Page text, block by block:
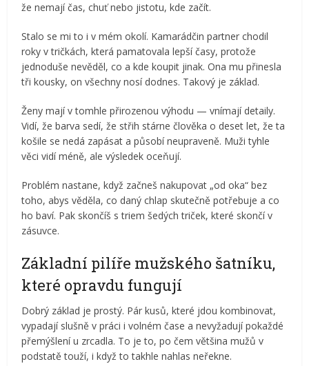
že nemají čas, chuť nebo jistotu, kde začít.
Stalo se mi to i v mém okolí. Kamarádčin partner chodil
roky v tričkách, která pamatovala lepší časy, protože
jednoduše nevěděl, co a kde koupit jinak. Ona mu přinesla
tři kousky, on všechny nosí dodnes. Takový je základ.
Ženy mají v tomhle přirozenou výhodu — vnímají detaily.
Vidí, že barva sedí, že střih stárne člověka o deset let, že ta
košile se nedá zapásat a působí neupraveně. Muži tyhle
věci vidí méně, ale výsledek oceňují.
Problém nastane, když začneš nakupovat „od oka“ bez
toho, abys věděla, co daný chlap skutečně potřebuje a co
ho baví. Pak skončíš s triem šedých triček, které skončí v
zásuvce.
Základní pilíře mužského šatníku,
které opravdu fungují
Dobrý základ je prostý. Pár kusů, které jdou kombinovat,
vypadají slušně v práci i volném čase a nevyžadují pokaždé
přemýšlení u zrcadla. To je to, po čem většina mužů v
podstatě touží, i když to takhle nahlas neřekne.